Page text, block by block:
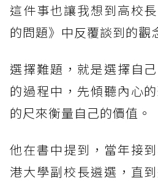
這件事也讓我想到高校
的問題》中反覆談到的觀
選擇難題，就是選擇自
的過程中，先傾聽內心
的尺來衡量自己的價值。
他在書中提到，當年接
港大學副校長遴選，直